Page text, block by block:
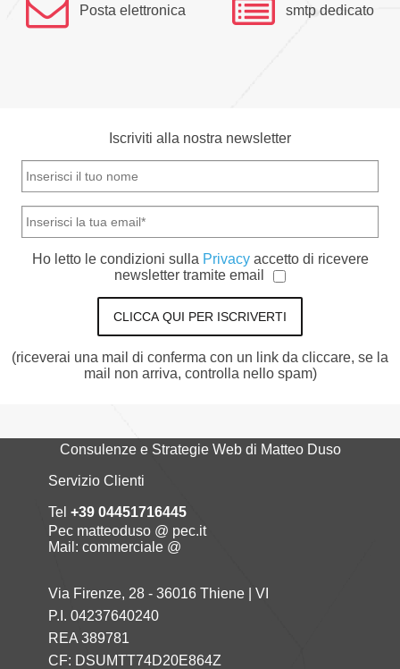
Posta elettronica smtp dedicato
Iscriviti alla nostra newsletter
Ho letto le condizioni sulla Privacy accetto di ricevere
newsletter tramite email
CLICCA QUI PER ISCRIVERTI
(riceverai una mail di conferma con un link da cliccare, se la
mail non arriva, controlla nello spam)
Consulenze e Strategie Web di Matteo Duso
Servizio Clienti
Tel +39 04451716445
Pec matteoduso @ pec.it
Mail: commerciale @
Via Firenze, 28 - 36016 Thiene | VI
P.I. 04237640240
REA 389781
CF: DSUMTT74D20E864Z